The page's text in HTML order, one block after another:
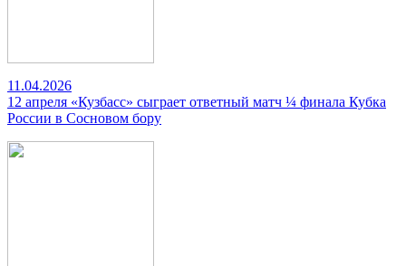
11.04.2026
12 апреля «Кузбасс» сыграет ответный матч ¼ финала Кубка
России в Сосновом бору